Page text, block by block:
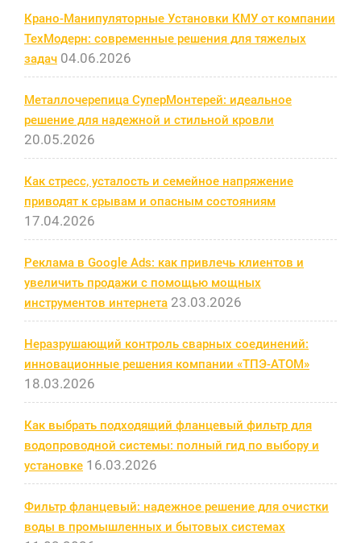
Крано-Манипуляторные Установки КМУ от компании
ТехМодерн: современные решения для тяжелых
задач 04.06.2026
Металлочерепица СуперМонтерей: идеальное
решение для надежной и стильной кровли
20.05.2026
Как стресс, усталость и семейное напряжение
приводят к срывам и опасным состояниям
17.04.2026
Реклама в Google Ads: как привлечь клиентов и
увеличить продажи с помощью мощных
инструментов интернета 23.03.2026
Неразрушающий контроль сварных соединений:
инновационные решения компании «ТПЭ-АТОМ»
18.03.2026
Как выбрать подходящий фланцевый фильтр для
водопроводной системы: полный гид по выбору и
установке 16.03.2026
Фильтр фланцевый: надежное решение для очистки
воды в промышленных и бытовых системах